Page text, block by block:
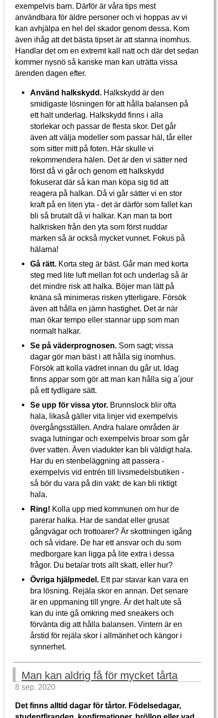
exempelvis barn. Därför är våra tips mest
användbara för äldre personer och vi hoppas av vi
kan avhjälpa en hel del skador genom dessa. Kom
även ihåg att det bästa tipset är att stanna inomhus.
Handlar det om en extremt kall natt och där det sedan
kommer nysnö så kanske man kan uträtta vissa
ärenden dagen efter.
Använd halkskydd. Halkskydd är den
smidigaste lösningen för att hålla balansen på
ett halt underlag. Halkskydd finns i alla
storlekar och passar de flesta skor. Det går
även att välja modeller som passar häl, tår eller
som sitter mitt på foten. Här skulle vi
rekommendera hälen. Det är den vi sätter ned
först då vi går och genom ett halkskydd
fokuserat där så kan man köpa sig tid att
reagera på halkan. Då vi går sätter vi en stor
kraft på en liten yta - det är därför som fallet kan
bli så brutalt då vi halkar. Kan man ta bort
halkrisken från den yta som först nuddar
marken så är också mycket vunnet. Fokus på
hälarna!
Gå rätt. Korta steg är bäst. Går man med korta
steg med lite luft mellan fot och underlag så är
det mindre risk att halka. Böjer man lätt på
knäna så minimeras risken ytterligare. Försök
även att hålla en jämn hastighet. Det är när
man ökar tempo eller stannar upp som man
normalt halkar.
Se på väderprognosen. Som sagt; vissa
dagar gör man bäst i att hålla sig inomhus.
Försök att kolla vädret innan du går ut. Idag
finns appar som gör att man kan hålla sig a´jour
på ett tydligare sätt.
Se upp för vissa ytor. Brunnslock blir ofta
hala, likaså gäller vita linjer vid exempelvis
övergångsställen. Andra halare områden är
svaga lutningar och exempelvis broar som går
över vatten. Även viadukter kan bli väldigt hala.
Har du en stenbeläggning att passera -
exempelvis vid entrén till livsmedelsbutiken -
så bör du vara på din vakt: de kan bli riktigt
hala.
Ring! Kolla upp med kommunen om hur de
parerar halka. Har de sandat eller grusat
gångvägar och trottoarer? Är skottningen igång
och så vidare. De har ett ansvar och du som
medborgare kan ligga på lite extra i dessa
frågor. Du betalar trots allt skatt, eller hur?
Övriga hjälpmedel. Ett par stavar kan vara en
bra lösning. Rejäla skor en annan. Det senare
är en uppmaning till yngre. Är det halt ute så
kan du inte gå omkring med sneakers och
förvänta dig att hålla balansen. Vintern är en
årstid för rejäla skor i allmänhet och kängor i
synnerhet.
Man kan aldrig få för mycket tårta
8 sep. 2020
Det finns alltid dagar för tårtor. Födelsedagar,